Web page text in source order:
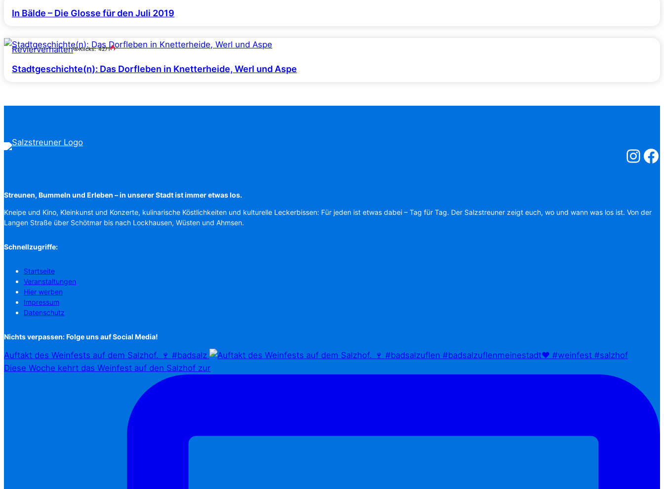
In Bälde – Die Glosse für den Juli 2019
Revierverhalten Klicks: 4271
Stadtgeschichte(n): Das Dorfleben in Knetterheide, Werl und Aspe
Streunen, Bummeln und Erleben – in unserer Stadt ist immer etwas los.
Kneipe und Kino, Kleinkunst und Konzerte, kulinarische Köstlichkeiten und kulturelle Leckerbissen: Für jeden ist etwas dabei – Tag für Tag. Der Salzstreuner zeigt euch, wo und wann was los ist. Von der
Langen Straße über Schötmar bis nach Lockhausen, Wüsten und Ahmsen.
Schnellzugriffe:
Startseite
Veranstaltungen
Hier werben
Impressum
Datenschutz
Nichts verpassen: Folge uns auf Social Media!
Auftakt des Weinfests auf dem Salzhof. 🍷 #badsalz
Diese Woche kehrt das Weinfest auf den Salzhof zur